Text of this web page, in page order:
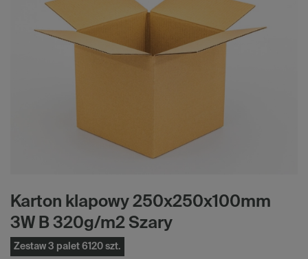
Karton klapowy 250x250x100mm
3W B 320g/m2 Szary
Zestaw 3 palet 6120 szt.